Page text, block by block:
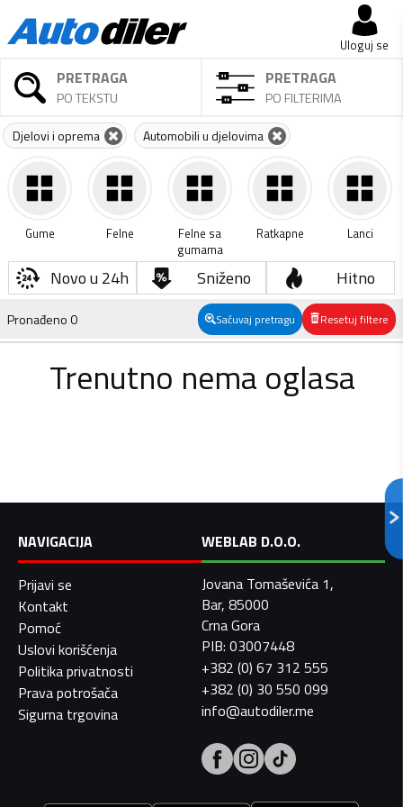
Uloguj se
PRETRAGA
PO TEKSTU
PRETRAGA
PO FILTERIMA
Djelovi i oprema Automobili u djelovima
Gume Felne
Felne sa
gumama
Ratkapne Lanci
Novo u 24h Sniženo Hitno
Pronađeno0 Sačuvaj pretragu Resetuj filtere
Trenutno nema oglasa
NAVIGACIJA
Prijavi se
Kontakt
Pomoć
Uslovi korišćenja
Politika privatnosti
Prava potrošača
Sigurna trgovina
WEBLAB D.O.O.
Jovana Tomaševića 1,
Bar, 85000
Crna Gora
PIB: 03007448
+382 (0) 67 312 555
+382 (0) 30 550 099
info@autodiler.me